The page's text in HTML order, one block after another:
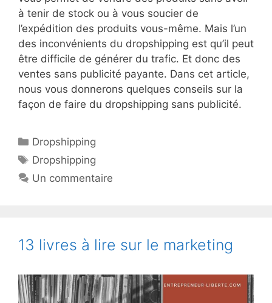
à tenir de stock ou à vous soucier de
l’expédition des produits vous-même. Mais l’un
des inconvénients du dropshipping est qu’il peut
être difficile de générer du trafic. Et donc des
ventes sans publicité payante. Dans cet article,
nous vous donnerons quelques conseils sur la
façon de faire du dropshipping sans publicité.
Catégories
Dropshipping
Étiquettes
Dropshipping
Un commentaire
13 livres à lire sur le marketing